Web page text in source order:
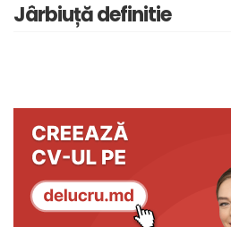
Jârbiuță definitie